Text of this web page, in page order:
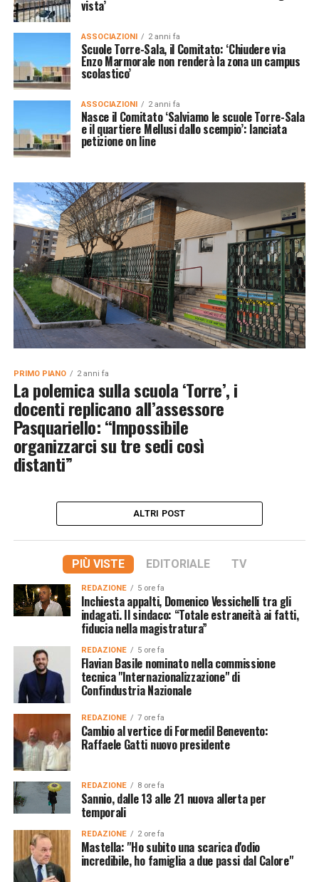
vista’
ASSOCIAZIONI 2 anni fa
Scuole Torre-Sala, il Comitato: ‘Chiudere via
Enzo Marmorale non renderà la zona un campus
scolastico’
ASSOCIAZIONI 2 anni fa
Nasce il Comitato ‘Salviamo le scuole Torre-Sala
e il quartiere Mellusi dallo scempio’: lanciata
petizione on line
PRIMO PIANO 2 anni fa
La polemica sulla scuola ‘Torre’, i
docenti replicano all’assessore
Pasquariello: “Impossibile
organizzarci su tre sedi così
distanti”
ALTRI POST
PIÙ VISTE EDITORIALE TV
REDAZIONE 5 ore fa
Inchiesta appalti, Domenico Vessichelli tra gli
indagati. Il sindaco: “Totale estraneità ai fatti,
fiducia nella magistratura”
REDAZIONE 5 ore fa
Flavian Basile nominato nella commissione
tecnica "Internazionalizzazione" di
Confindustria Nazionale
REDAZIONE 7 ore fa
Cambio al vertice di Formedil Benevento:
Raffaele Gatti nuovo presidente
REDAZIONE 8 ore fa
Sannio, dalle 13 alle 21 nuova allerta per
temporali
REDAZIONE 2 ore fa
Mastella: "Ho subito una scarica d'odio
incredibile, ho famiglia a due passi dal Calore"